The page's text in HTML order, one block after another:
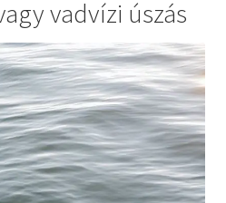
vadvízi úszás